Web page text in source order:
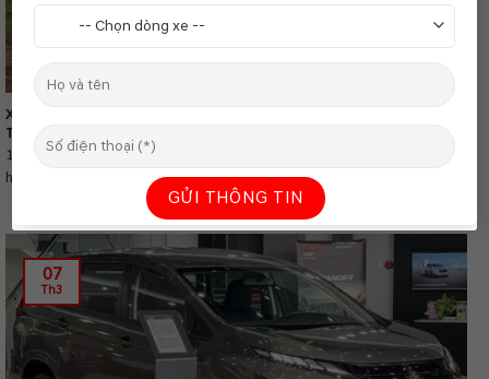
Xpander AT Có Tiết Kiệm Xăng Hơn Bản MT Không? Đánh Giá Chi
Tiết
1. Giới Thiệu Mitsubishi Xpander AT và MT Mitsubishi Xpander hiện có
hai phiên bản...
07
Th3